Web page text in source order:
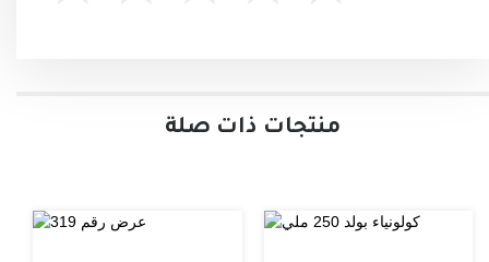
منتجات ذات صلة